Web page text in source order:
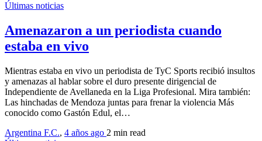
Últimas noticias
Amenazaron a un periodista cuando
estaba en vivo
Mientras estaba en vivo un periodista de TyC Sports recibió insultos
y amenazas al hablar sobre el duro presente dirigencial de
Independiente de Avellaneda en la Liga Profesional. Mira también:
Las hinchadas de Mendoza juntas para frenar la violencia Más
conocido como Gastón Edul, el…
Argentina F.C., 4 años ago 2 min read